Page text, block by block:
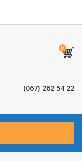
(067) 262 54 22
0